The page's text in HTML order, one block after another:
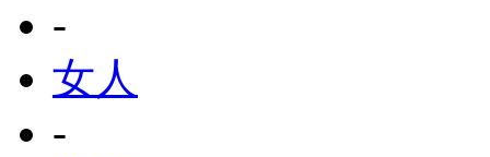
-
女人
-